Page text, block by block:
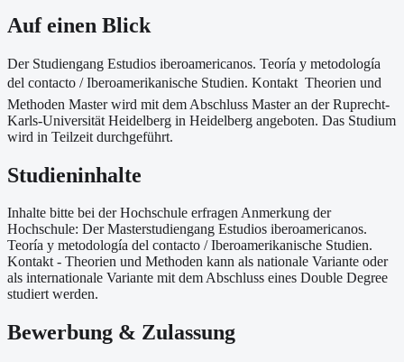
Auf einen Blick
Der Studiengang Estudios iberoamericanos. Teoría y metodología
del contacto / Iberoamerikanische Studien. Kontakt  Theorien und
Methoden Master wird mit dem Abschluss Master an der Ruprecht-
Karls-Universität Heidelberg in Heidelberg angeboten. Das Studium
wird in Teilzeit durchgeführt.
Studieninhalte
Inhalte bitte bei der Hochschule erfragen Anmerkung der
Hochschule: Der Masterstudiengang Estudios iberoamericanos.
Teoría y metodología del contacto / Iberoamerikanische Studien.
Kontakt - Theorien und Methoden kann als nationale Variante oder
als internationale Variante mit dem Abschluss eines Double Degree
studiert werden.
Bewerbung & Zulassung